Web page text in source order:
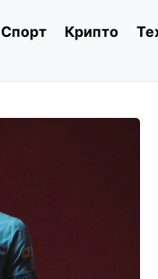
Спорт Крипто